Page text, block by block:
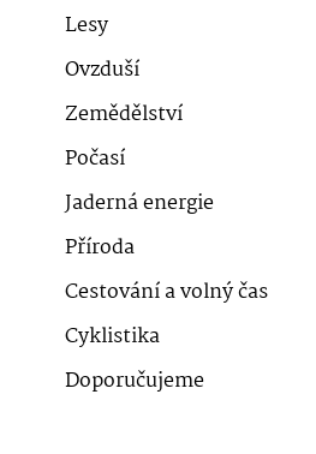
Lesy
Ovzduší
Zemědělství
Počasí
Jaderná energie
Příroda
Cestování a volný čas
Cyklistika
Doporučujeme